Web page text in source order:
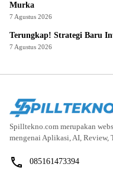
Murka
7 Agustus 2026
Terungkap! Strategi Baru
7 Agustus 2026
Spilltekno.com merupakan
mengenai Aplikasi, AI, Review,
085161473394